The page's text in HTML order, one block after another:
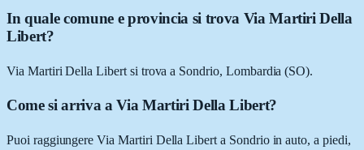
In quale comune e provincia si trova Via Martiri Della
Libert?
Via Martiri Della Libert si trova a Sondrio, Lombardia (SO).
Come si arriva a Via Martiri Della Libert?
Puoi raggiungere Via Martiri Della Libert a Sondrio in auto, a piedi,